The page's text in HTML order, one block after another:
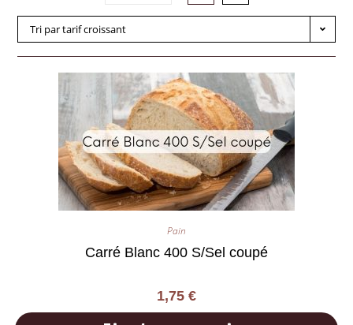
Tri par tarif croissant
Pain
Carré Blanc 400 S/Sel coupé
1,75 €